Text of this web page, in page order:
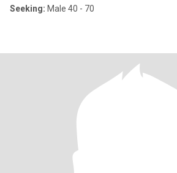
Seeking: Male 40 - 70